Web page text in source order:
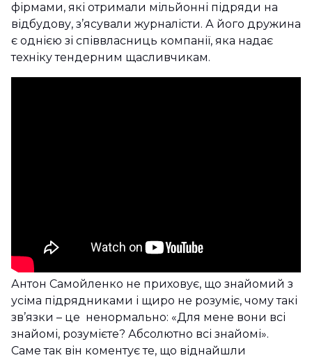
фірмами, які отримали мільйонні підряди на
відбудову, з’ясували журналісти. А його дружина
є однією зі співвласниць компанії, яка надає
техніку тендерним щасливчикам.
Антон Самойленко не приховує, що знайомий з
усіма підрядниками і щиро не розуміє, чому такі
зв’язки – це ненормально: «Для мене вони всі
знайомі, розумієте? Абсолютно всі знайомі».
Саме так він коментує те, що віднайшли